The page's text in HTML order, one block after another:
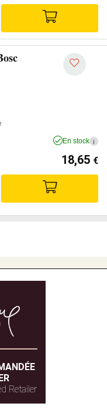
En stock i
18,65 €
Retailer